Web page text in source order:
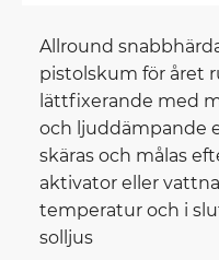
Allround
pistolskum för året
lättfixerande med
och ljuddämpande
skäras och målas
aktivator eller
temperatur och i
solljus